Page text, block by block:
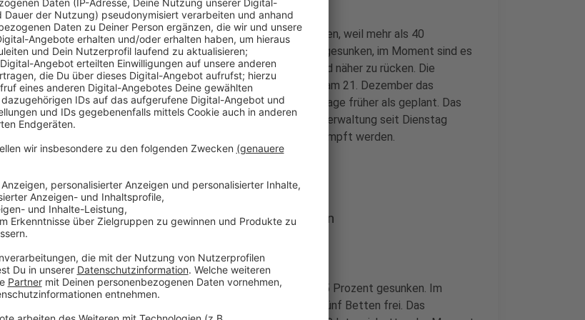
Insgesamt hat es am Dienstag 14 Neuinfektionen im Kreis gegeben, weil mehr als 40
Menschen wieder gesund sind, ist die Zahl der aktuell Infizierten gesunken, im Moment sind es
326. Der Beginn der Coronaimpfungen scheint auch in Deutschland näher zu rücken. Die
Europäische Arzneimittelbehörde EMA kündigte am Dienstag an, am 21. Dezember das
Gutachten über die Zulassung des Impfstoffs vorzulegen, acht Tage früher als geplant. Das
Impfzentrum für den Kreis Euskirchen in Marmagen ist laut Kreisverwaltung seit Dienstag
einsatzbereit. Hier sollen pro Tag mehrere Hundert Menschen geimpft werden.
Freie Intensivbetten in NRW unter 15 Prozent gesunken
Anzeige
Die Zahl der freien Intensivbetten ist am Montag in NRW unter 15 Prozent gesunken. Im
gesamten Kreis Euskirchen sind laut Robert-Koch-Institut noch fünf Betten frei. Das